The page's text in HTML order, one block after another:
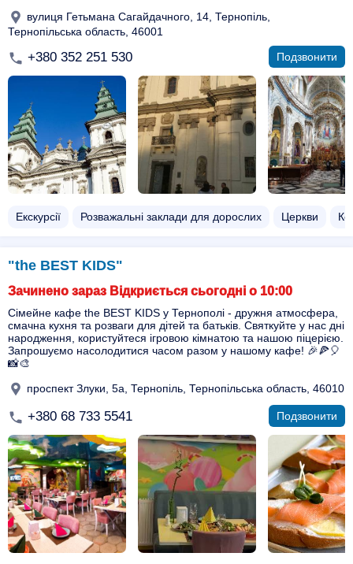
вулиця Гетьмана Сагайдачного, 14, Тернопіль,
Тернопільська область, 46001
+380 352 251 530 Подзвонити
Екскурсії Розважальні заклади для дорослих Церкви
"the BEST KIDS"
Зачинено зараз Відкриється сьогодні о 10:00
Сімейне кафе the BEST KIDS у Тернополі - дружня атмосфера,
смачна кухня та розваги для дітей та батьків. Святкуйте у нас дні
народження, користуйтеся ігровою кімнатою та нашою піцерією.
Запрошуємо насолодитися часом разом у нашому кафе! 🎉🍕🎈
📸🎨
проспект Злуки, 5а, Тернопіль, Тернопільська область, 46010
+380 68 733 5541 Подзвонити